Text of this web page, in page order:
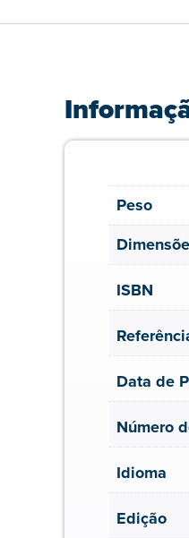
Peso
ISBN
Data de
Número
Idioma
Edição